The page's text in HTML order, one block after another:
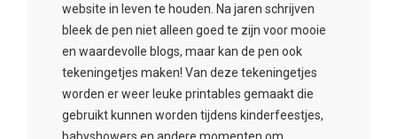
website in leven te houden. Na jaren schrijven
bleek de pen niet alleen goed te zijn voor mooie
en waardevolle blogs, maar kan de pen ook
tekeningetjes maken! Van deze tekeningetjes
worden er weer leuke printables gemaakt die
gebruikt kunnen worden tijdens kinderfeestjes,